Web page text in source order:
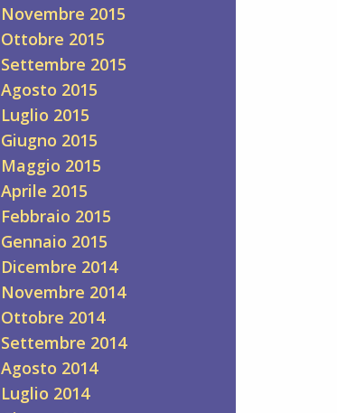
Novembre 2015
Ottobre 2015
Settembre 2015
Agosto 2015
Luglio 2015
Giugno 2015
Maggio 2015
Aprile 2015
Febbraio 2015
Gennaio 2015
Dicembre 2014
Novembre 2014
Ottobre 2014
Settembre 2014
Agosto 2014
Luglio 2014